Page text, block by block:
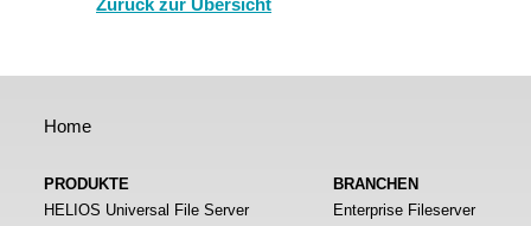
Zurück zur Übersicht
Home
PRODUKTE
HELIOS Universal File Server
BRANCHEN
Enterprise Fileserver